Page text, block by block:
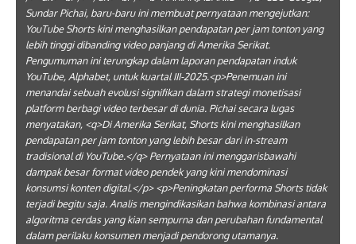
Sundar Pichai, baru-baru ini membuat pernyataan mengejutkan:
YouTube Shorts kini menghasilkan pendapatan per jam tonton yang
lebih tinggi dibanding video panjang di Amerika Serikat.
Pengumuman ini terungkap dalam laporan pendapatan induk
YouTube, Alphabet, untuk kuartal III-2025.<p>Penemuan ini
menandai sebuah evolusi signifikan dalam strategi monetisasi
platform berbagi video terbesar di dunia. Pichai secara lugas
menyatakan, <q>Di Amerika Serikat, Shorts kini menghasilkan
pendapatan per jam tonton yang lebih besar dari in-stream
tradisional di YouTube.</q> Pernyataan ini menggarisbawahi
dampak besar format video pendek yang kini mendominasi
konsumsi konten digital.</p> <p>Peningkatan performa Shorts tidak
terjadi begitu saja. Analis mengindikasikan bahwa kombinasi antara
algoritma cerdas yang kian sempurna dan perubahan fundamental
dalam perilaku konsumen menjadi pendorong utamanya.